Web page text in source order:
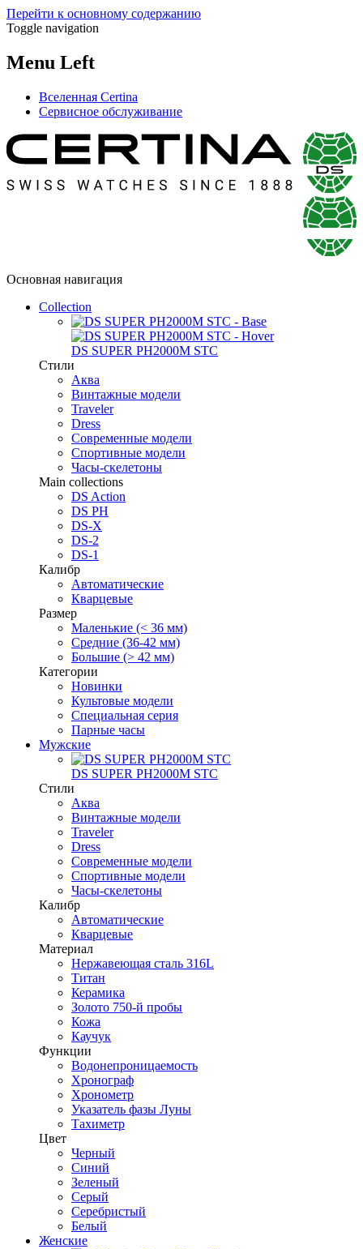
Перейти к основному содержанию
Toggle navigation
Menu Left
Вселенная Certina
Сервисное обслуживание
Основная навигация
Collection
DS SUPER PH2000M STC
Стили
Аква
Винтажные модели
Traveler
Dress
Современные модели
Спортивные модели
Часы-скелетоны
Main collections
DS Action
DS PH
DS-X
DS-2
DS-1
Калибр
Автоматические
Кварцевые
Размер
Маленькие (< 36 мм)
Средние (36-42 мм)
Большие (> 42 мм)
Категории
Новинки
Культовые модели
Специальная серия
Парные часы
Мужские
DS SUPER PH2000M STC
Стили
Аква
Винтажные модели
Traveler
Dress
Современные модели
Спортивные модели
Часы-скелетоны
Калибр
Автоматические
Кварцевые
Материал
Нержавеющая сталь 316L
Титан
Керамика
Золото 750-й пробы
Кожа
Каучук
Функции
Водонепроницаемость
Хронограф
Хронометр
Указатель фазы Луны
Тахиметр
Цвет
Черный
Синий
Зеленый
Серый
Серебристый
Белый
Женские